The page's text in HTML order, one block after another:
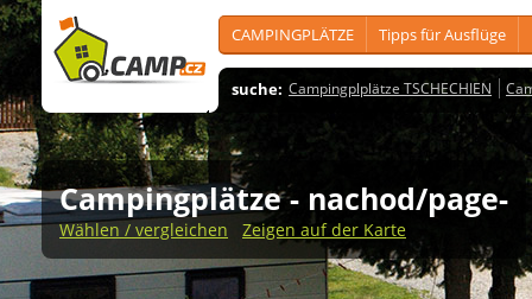
CAMPINGPLÄTZE Tipps für Ausflüge
suche: Campingplplätze TSCHECHIEN
Campingplätze - nachod/page-
Wählen / vergleichen Zeigen auf der Karte